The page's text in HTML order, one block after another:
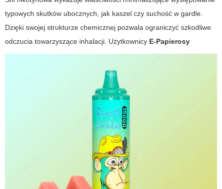
typowych skutków ubocznych, jak kaszel czy suchość w gardle.
Dzięki swojej strukturze chemicznej pozwala ograniczyć szkodliwe
odczucia towarzyszące inhalacji. Użytkownicy E-Papierosy